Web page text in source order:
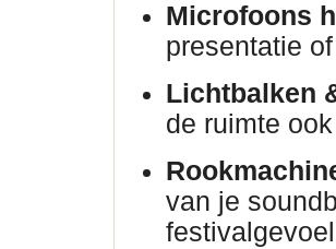
Microfoons
presentatie
Lichtbalken
de ruimte
van je